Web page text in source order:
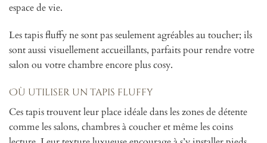
espace de vie.
Les tapis fluffy ne sont pas seulement agréables au toucher; ils
sont aussi visuellement accueillants, parfaits pour rendre votre
salon ou votre chambre encore plus cosy.
Où utiliser un tapis fluffy
Ces tapis trouvent leur place idéale dans les zones de détente
comme les salons, chambres à coucher et même les coins